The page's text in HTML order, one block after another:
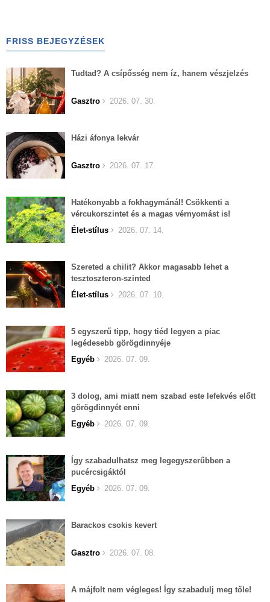
FRISS BEJEGYZÉSEK
Tudtad? A csípősség nem íz, hanem vészjelzés
Gasztro 2026. 07. 30.
Házi áfonya lekvár
Gasztro 2026. 07. 17.
Hatékonyabb a fokhagymánál! Csökkenti a
vércukorszintet és a magas vérnyomást is!
Élet-stílus
2026. 07. 14.
Szereted a chilit? Akkor magasabb lehet a
tesztoszteron-szinted
Élet-stílus
2026. 07. 10.
5 egyszerű tipp, hogy tiéd legyen a piac
legédesebb görögdinnyéje
Egyéb
2026. 07. 09.
3 dolog, ami miatt nem szabad este lefekvés előtt
görögdinnyét enni
Egyéb
2026. 07. 09.
Így szabadulhatsz meg legegyszerűbben a
pucércsigáktól
Egyéb
2026. 07. 09.
Barackos csokis kevert
Gasztro 2026. 07. 08.
A májfolt nem végleges! Így szabadulj meg tőle!